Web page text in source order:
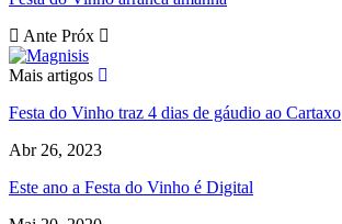
Ante Próx
Mais artigos
Festa do Vinho traz 4 dias de gáudio ao Cartaxo
Abr 26, 2023
Este ano a Festa do Vinho é Digital